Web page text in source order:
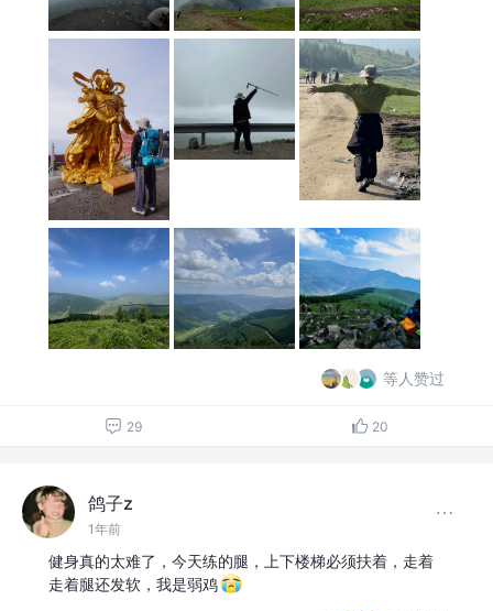
等人赞过
29 20
鸽子z
1年前
健身真的太难了，今天练的腿，上下楼梯必须扶着，走着
走着腿还发软，我是弱鸡